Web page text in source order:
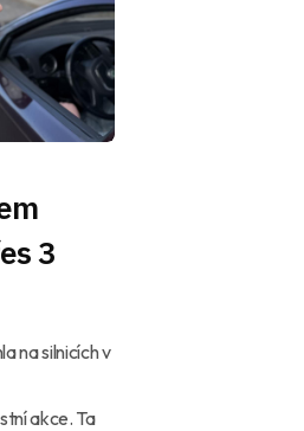
3
na silnicích v
akce. Ta